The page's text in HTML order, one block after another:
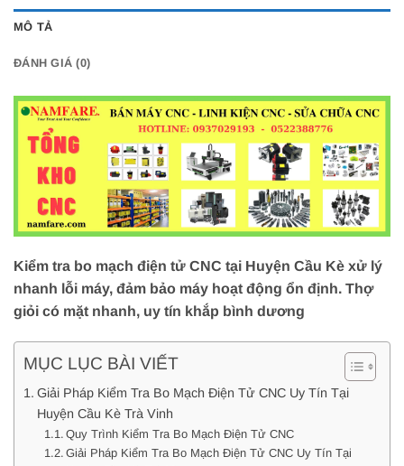
MÔ TẢ
ĐÁNH GIÁ (0)
Kiểm tra bo mạch điện tử CNC tại Huyện Cầu Kè xử lý
nhanh lỗi máy, đảm bảo máy hoạt động ổn định. Thợ
giỏi có mặt nhanh, uy tín khắp bình dương
MỤC LỤC BÀI VIẾT
Giải Pháp Kiểm Tra Bo Mạch Điện Tử CNC Uy Tín Tại
Huyện Cầu Kè Trà Vinh
Quy Trình Kiểm Tra Bo Mạch Điện Tử CNC
Giải Pháp Kiểm Tra Bo Mạch Điện Tử CNC Uy Tín Tại